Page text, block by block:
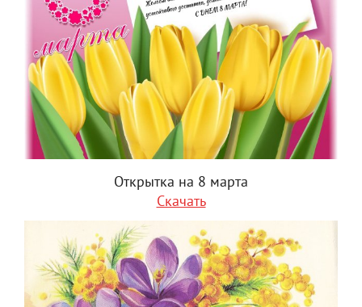
Открытка на 8 марта
Скачать